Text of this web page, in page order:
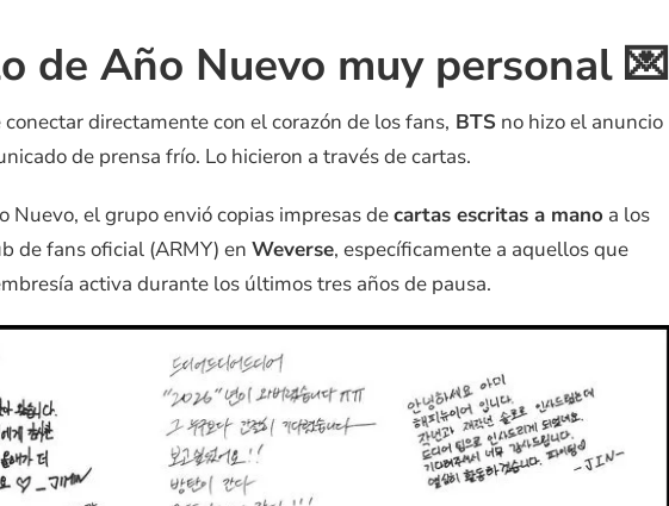
de Año Nuevo muy personal 💌
directamente con el corazón de los fans, BTSno hizo el anuncio
de prensa frío. Lo hicieron a través de cartas.
Nuevo, el grupo envió copias impresas decartas escritas a mano a los
de fans oficial (ARMY) en Weverse, específicamente a aquellos que
activa durante los últimos tres años de pausa.